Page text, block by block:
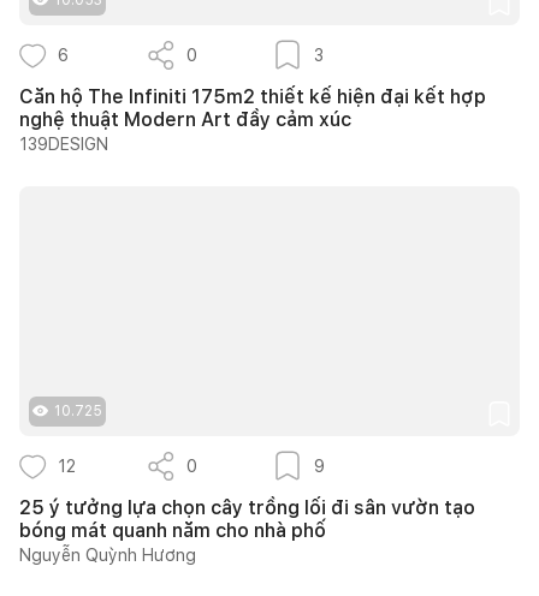
6 0 3
Căn hộ The Infiniti 175m2 thiết kế hiện đại kết hợp
nghệ thuật Modern Art đầy cảm xúc
139DESIGN
10.725
12 0 9
25 ý tưởng lựa chọn cây trồng lối đi sân vườn tạo
bóng mát quanh năm cho nhà phố
Nguyễn Quỳnh Hương